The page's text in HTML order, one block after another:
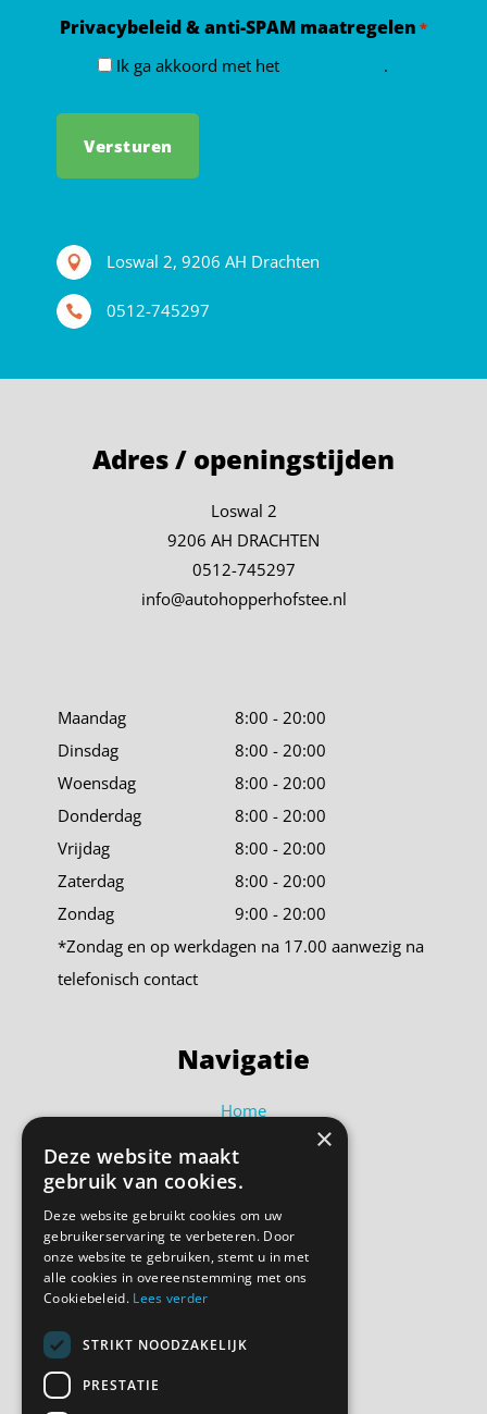
Privacybeleid & anti-SPAM maatregelen *
Ik ga akkoord met het .
Loswal 2, 9206 AH Drachten
0512-745297
Adres / openingstijden
Loswal 2
9206 AH DRACHTEN
0512-745297
info@autohopperhofstee.nl
Maandag
8:00 - 20:00
Dinsdag
8:00 - 20:00
Woensdag
8:00 - 20:00
Donderdag
8:00 - 20:00
Vrijdag
8:00 - 20:00
Zaterdag
8:00 - 20:00
Zondag
9:00 - 20:00
*Zondag en op werkdagen na 17.00 aanwezig na
telefonisch contact
Navigatie
Home
Busje huren
Over ons
Contact
Bel ons
×
Deze website maakt
gebruik van cookies.
Deze website gebruikt cookies om uw
gebruikerservaring te verbeteren. Door
onze website te gebruiken, stemt u in met
alle cookies in overeenstemming met ons
Cookiebeleid. Lees verder
STRIKT NOODZAKELIJK
PRESTATIE